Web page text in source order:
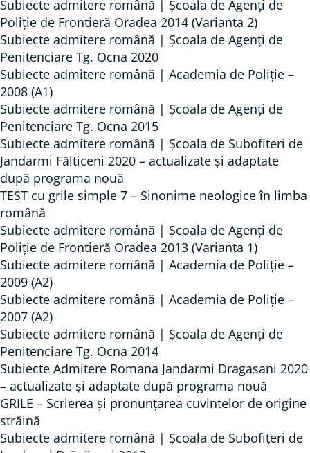
Subiecte admitere română | Școala de Agenți de
Poliție de Frontieră Oradea 2014 (Varianta 2)
Subiecte admitere română | Școala de Agenți de
Penitenciare Tg. Ocna 2020
Subiecte admitere română | Academia de Poliție –
2008 (A1)
Subiecte admitere română | Școala de Agenți de
Penitenciare Tg. Ocna 2015
Subiecte admitere română | Școala de Subofiteri de
Jandarmi Fălticeni 2020 – actualizate și adaptate
după programa nouă
TEST cu grile simple 7 – Sinonime neologice în limba
română
Subiecte admitere română | Școala de Agenți de
Poliție de Frontieră Oradea 2013 (Varianta 1)
Subiecte admitere română | Academia de Poliție –
2009 (A2)
Subiecte admitere română | Academia de Poliție –
2007 (A2)
Subiecte admitere română | Școala de Agenți de
Penitenciare Tg. Ocna 2014
Subiecte Admitere Romana Jandarmi Dragasani 2020
– actualizate și adaptate după programa nouă
GRILE – Scrierea și pronunțarea cuvintelor de origine
străină
Subiecte admitere română | Școala de Subofițeri de